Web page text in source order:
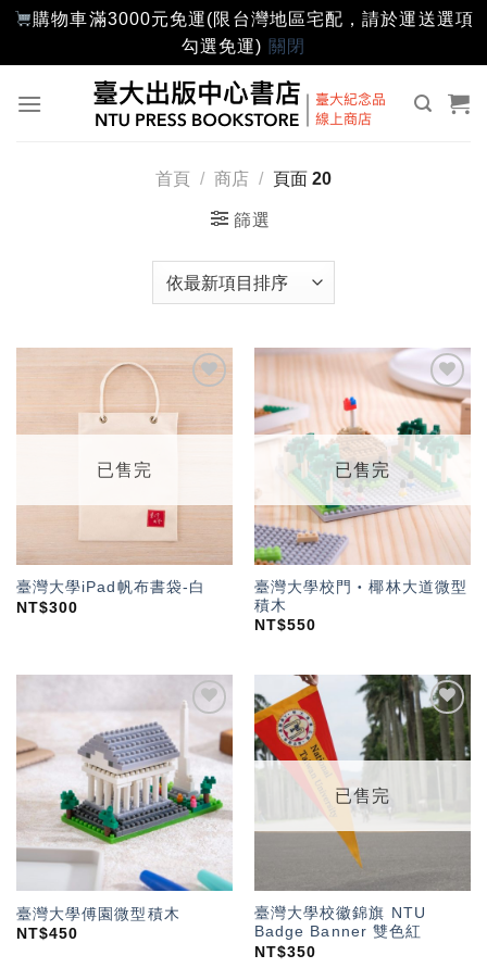
購物車滿3000元免運(限台灣地區宅配，請於運送選項
勾選免運) 關閉
首頁 / 商店 / 頁面 20
篩選
望輕
已售完
臺灣大學iPad帆布書袋-白
NT$300
加入
「願
望輕
已售完
臺灣大學校門‧椰林大道微型
積木
NT$550
加入
「願
望輕
單」
臺灣大學傅園微型積木
NT$450
加入
「願
望輕
已售完
臺灣大學校徽錦旗 NTU
Badge Banner 雙色紅
NT$350